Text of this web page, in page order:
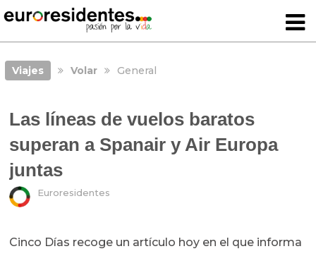
Viajes Volar General
Las líneas de vuelos baratos
superan a Spanair y Air Europa
juntas
Euroresidentes
Cinco Días recoge un artículo hoy en el que informa